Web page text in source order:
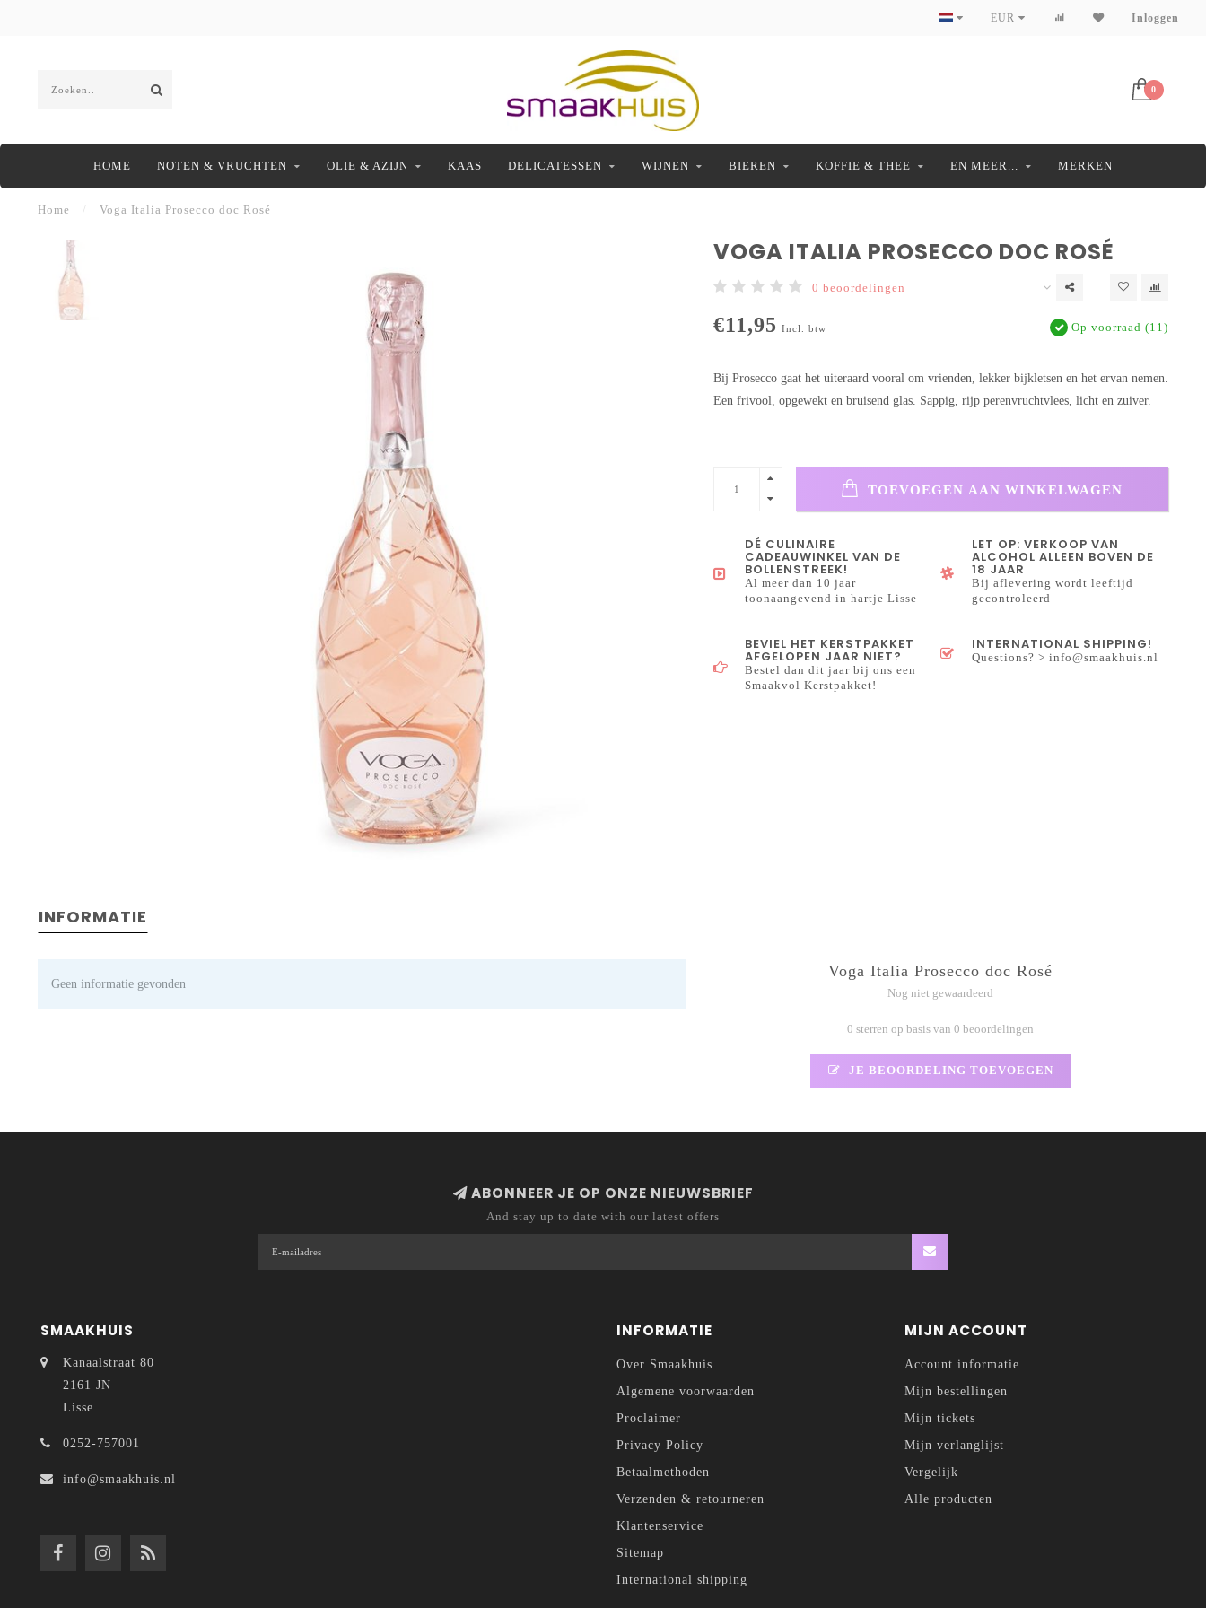
EUR Inloggen
0
HOME NOTEN & VRUCHTEN OLIE & AZIJN KAAS DELICATESSEN WIJNEN BIEREN KOFFIE & THEE EN MEER... MERKEN
Home Voga Italia Prosecco doc Rosé
VOGA ITALIA PROSECCO DOC ROSÉ
0 beoordelingen
€11,95 Incl. btw Op voorraad (11)
Bij Prosecco gaat het uiteraard vooral om vrienden, lekker bijkletsen en het ervan nemen.
Een frivool, opgewekt en bruisend glas. Sappig, rijp perenvruchtvlees, licht en zuiver.
TOEVOEGEN AAN WINKELWAGEN
DÉ CULINAIRE
CADEAUWINKEL VAN DE
BOLLENSTREEK!
Al meer dan 10 jaar
toonaangevend in hartje Lisse
LET OP: VERKOOP VAN
ALCOHOL ALLEEN BOVEN DE
18 JAAR
Bij aflevering wordt leeftijd
gecontroleerd
BEVIEL HET KERSTPAKKET
AFGELOPEN JAAR NIET?
Bestel dan dit jaar bij ons een
Smaakvol Kerstpakket!
INTERNATIONAL SHIPPING!
Questions? >info@smaakhuis.nl
INFORMATIE
Geen informatie gevonden
Voga Italia Prosecco doc Rosé
Nog niet gewaardeerd
0 sterren op basis van 0 beoordelingen
JE BEOORDELING TOEVOEGEN
ABONNEER JE OP ONZE NIEUWSBRIEF
And stay up to date with our latest offers
SMAAKHUIS
Kanaalstraat 80
2161 JN
Lisse
0252-757001
info@smaakhuis.nl
INFORMATIE
Over Smaakhuis
Algemene voorwaarden
Proclaimer
Privacy Policy
Betaalmethoden
Verzenden & retourneren
Klantenservice
Sitemap
International shipping
MIJN ACCOUNT
Account informatie
Mijn bestellingen
Mijn tickets
Mijn verlanglijst
Vergelijk
Alle producten